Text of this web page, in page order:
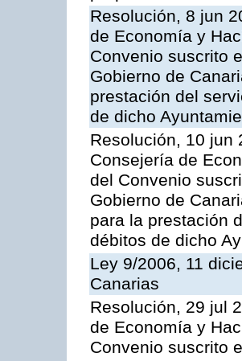
Resolución, 8 jun
de Economía y
Convenio suscrito
Gobierno de
prestación del
de dicho
Resolución, 10 jun
Consejería de
del Convenio
Gobierno de
para la prestación
débitos de dicho
Ley 9/2006, 11
Canarias
Resolución, 29 jul
de Economía y
Convenio suscrito